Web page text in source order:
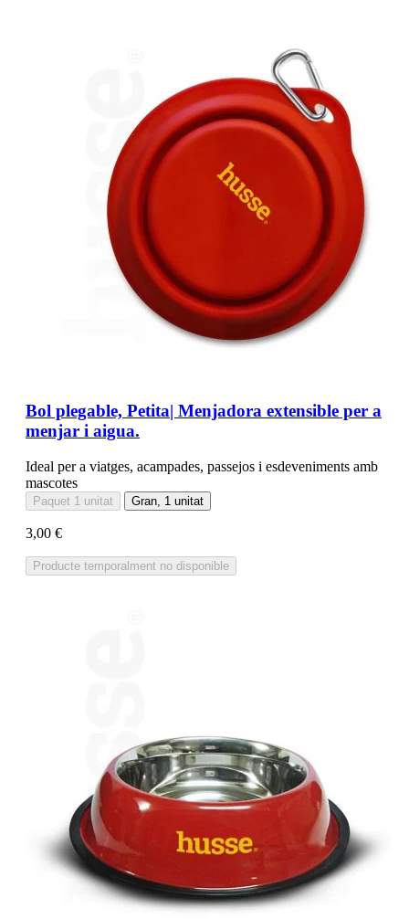
Bol plegable, Petita| Menjadora extensible per a
menjar i aigua.
Ideal per a viatges, acampades, passejos i esdeveniments amb
mascotes
Paquet 1 unitat Gran, 1 unitat
3,00 €
Producte temporalment no disponible